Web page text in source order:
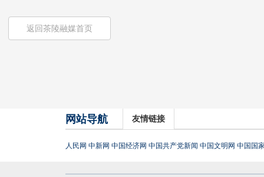
返回茶陵融媒首页
网站导航 友情链接
人民网 中新网 中国经济网 中国共产党新闻 中国文明网 中国国